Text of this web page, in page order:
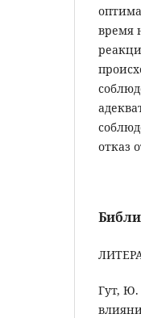
время
отказ
Гут,